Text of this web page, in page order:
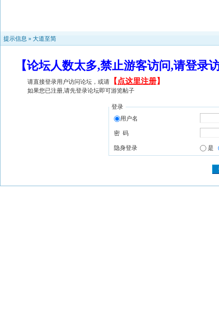
提示信息 » 大道至简
【论坛人数太多,禁止游客访问,请登
请直接登录用户访问论坛，或请 【 点这里注册】
如果您已注册,请先登录论坛即可游览帖子
登录
用户名
密 码
隐身登录 是